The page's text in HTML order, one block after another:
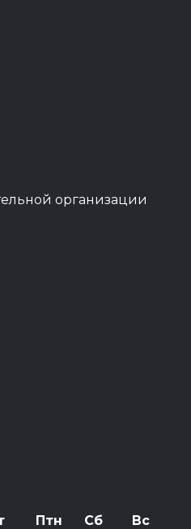
организации
Птн Сб Вс